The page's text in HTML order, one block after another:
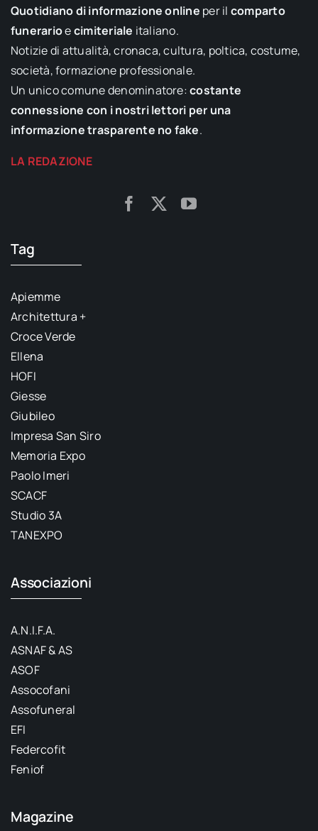
Quotidiano di informazione online per il comparto
funerarioecimiteriale italiano.
Notizie di attualità, cronaca, cultura, poltica, costume,
società, formazione professionale.
Un unico comune denominatore:costante
connessione con i nostri lettori per una
informazione trasparente no fake.
LA REDAZIONE
Tag
Apiemme
Architettura +
Croce Verde
Ellena
HOFI
Giesse
Giubileo
Impresa San Siro
Memoria Expo
Paolo Imeri
SCACF
Studio 3A
TANEXPO
Associazioni
A.N.I.F.A.
ASNAF & AS
ASOF
Assocofani
Assofuneral
EFI
Federcofit
Feniof
Magazine